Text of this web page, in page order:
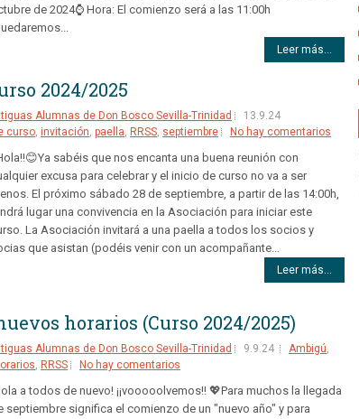
de 2024⌚ Hora: El comienzo será a las 11:00h
Leer más...
2024/2025
Alumnas de Don Bosco Sevilla-Trinidad
13.9.24
curso, invitación, paella, RRSS, septiembre No hay comentarios
sabéis que nos encanta una buena reunión con
excusa para celebrar y el inicio de curso no va a ser
El próximo sábado 28 de septiembre, a partir de las 14:00h,
lugar una convivencia en la Asociación para iniciar este
La Asociación invitará a una paella a todos los socios y
que asistan (podéis venir con un acompañante...
Leer más...
horarios (Curso 2024/2025)
Alumnas de Don Bosco Sevilla-Trinidad 9.9.24 Ambigú,
, RRSS No hay comentarios
a todos de nuevo! ¡¡vooooolvemos!! 💖Para muchos la llegada
septiembre significa el comienzo de un "nuevo año" y para